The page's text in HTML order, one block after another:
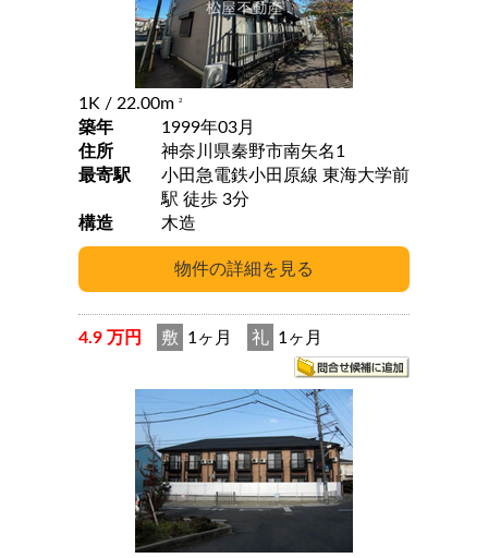
1K / 22.00m 2
築年
1999年03月
住所
神奈川県秦野市南矢名1
最寄駅
小田急電鉄小田原線 東海大学前
駅 徒歩 3分
構造
木造
4.9 万円 敷 1ヶ月 礼 1ヶ月